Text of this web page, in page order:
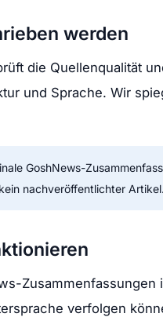
werden
die Quellenqualität
und Sprache. Wir
GoshNews-
nachveröffentlichter Artikel.
Zusammenfassungen
verfolgen